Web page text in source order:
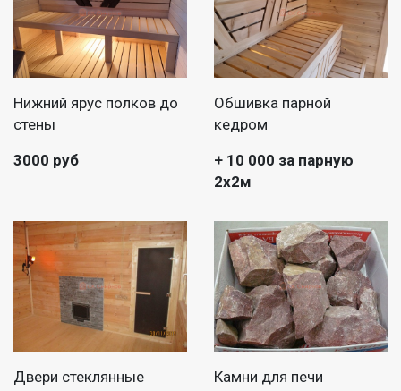
Нижний ярус полков до
стены
3000 руб
Обшивка парной
кедром
+ 10 000 за парную
2х2м
Двери стеклянные
Камни для печи